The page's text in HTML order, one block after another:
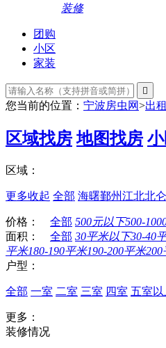
装修
团购
小区
家装

您当前的位置： 宁波房虫网>出租
区域找房 地图找房
区域：
更多收起 全部 海曙鄞州江北北仑
价格： 全部 500元以下500-
面积：
全部 30平米以下30-40
平米180-190平米190-200平米200
户型：
全部 一室 二室 三室 四室 五室以
更多：
装修情况